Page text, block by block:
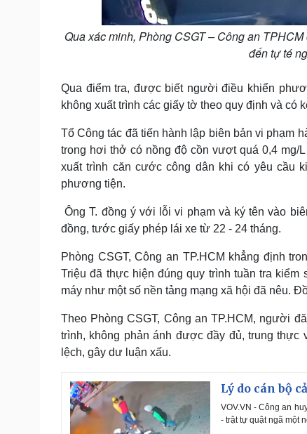
Qua xác minh, Phòng CSGT – Công an
đến tự té
Qua điểm tra, được biết người điều khiển
không xuất trình các giấy tờ theo quy định và có
Tổ Công tác đã tiến hành lập biên bản vi phạm
trong hơi thở có nồng độ cồn vượt quá 0,4 mg/
xuất trình căn cước công dân khi có yêu cầu
phương tiện.
Ông T. đồng ý với lỗi vi phạm và ký tên vào
đồng, tước giấy phép lái xe từ 22 - 24 tháng.
Phòng CSGT, Công an TP.HCM khẳng định
Triệu đã thực hiện đúng quy trình tuần tra
máy như một số nền tảng mạng xã hội đã nêu.
Theo Phòng CSGT, Công an TP.HCM, người
trình, không phản ánh được đầy đủ, trung
lệch, gây dư luận xấu.
Lý do cán bộ
VOV.VN - Công an
- trật tự quật ngã một